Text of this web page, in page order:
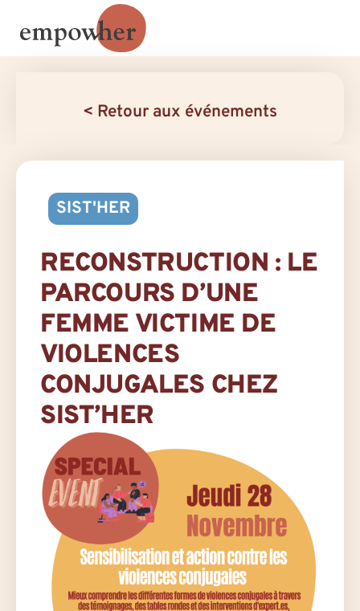
< Retour aux événements
SIST'HER
RECONSTRUCTION : LE
PARCOURS D’UNE
FEMME VICTIME DE
VIOLENCES
CONJUGALES CHEZ
SIST’HER